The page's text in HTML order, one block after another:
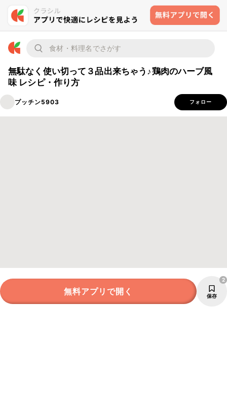
無駄なく使い切って３品出来ちゃう♪鶏肉のハーブ風
味 レシピ・作り方
プッチン5903 フォロー
無料アプリで開く 保存
2